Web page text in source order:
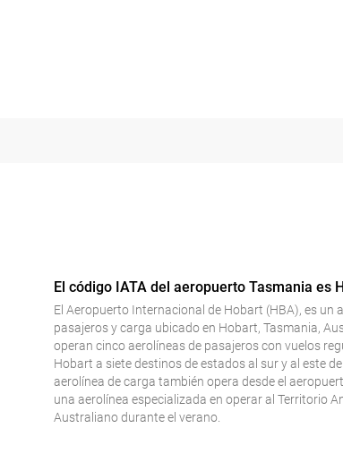
El código IATA del aeropuerto Tasmania es
El Aeropuerto Internacional de Hobart (HBA), es un
pasajeros y carga ubicado en Hobart, Tasmania,
operan cinco aerolíneas de pasajeros con vuelos
Hobart a siete destinos de estados al sur y al este
aerolínea de carga también opera desde el
una aerolínea especializada en operar al Territorio
Australiano durante el verano.